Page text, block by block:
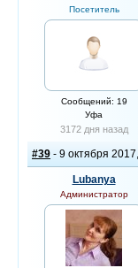
Посетитель
Сообщений: 19
Уфа
3172 дня назад
#39 - 9 октября
Lubanya
Администратор